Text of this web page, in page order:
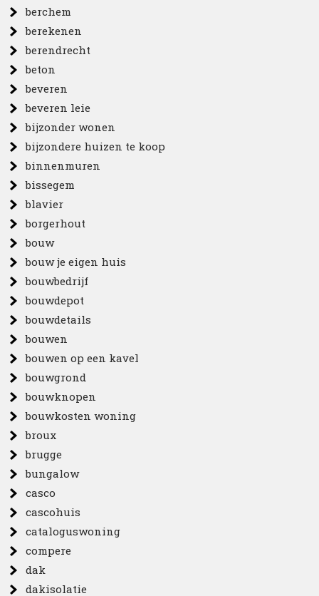
berchem
berekenen
berendrecht
beton
beveren
beveren leie
bijzonder wonen
bijzondere huizen te koop
binnenmuren
bissegem
blavier
borgerhout
bouw
bouw je eigen huis
bouwbedrijf
bouwdepot
bouwdetails
bouwen
bouwen op een kavel
bouwgrond
bouwknopen
bouwkosten woning
broux
brugge
bungalow
casco
cascohuis
cataloguswoning
compere
dak
dakisolatie